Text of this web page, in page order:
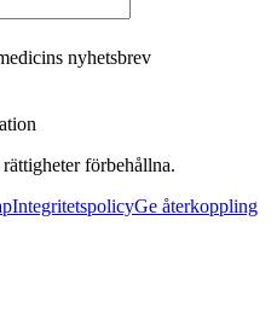
nyhetsbrev
förbehållna.
IntegritetspolicyGe återkoppling